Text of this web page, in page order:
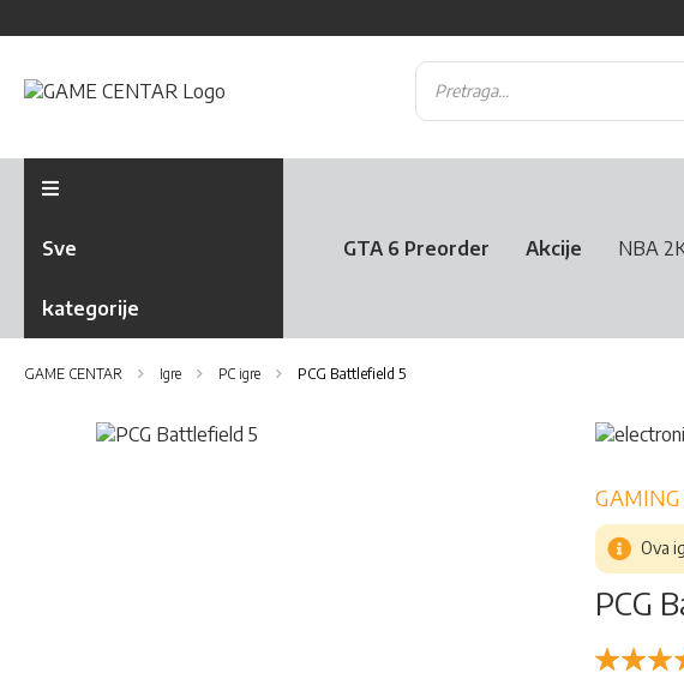
Sve
kategorije
GTA 6 Preorder Akcije NBA
GAME CENTAR Igre PC igre PCG Battlefield 5
Skip
Ova
PCG
Rejting:
100
% of100